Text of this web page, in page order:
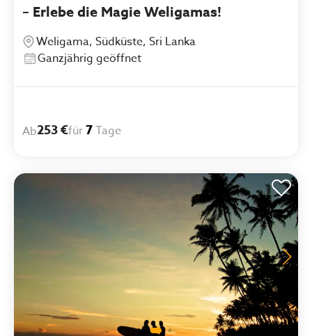
– Erlebe die Magie Weligamas!
Weligama, Südküste, Sri Lanka
Ganzjährig geöffnet
Ab253 €für7Tage